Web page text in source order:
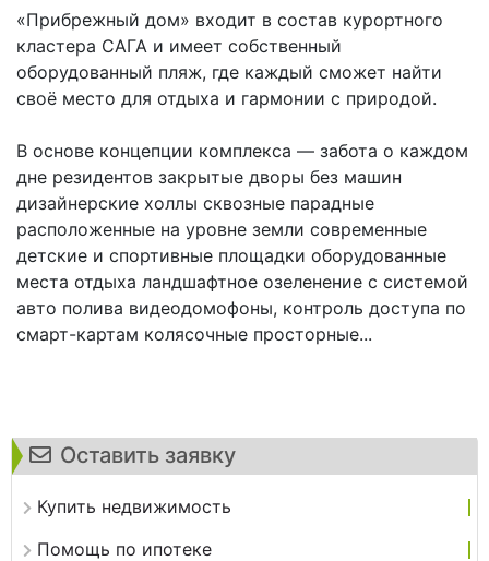
Оставить заявку
Купить недвижимость
Помощь по ипотеке
«Прибрежный дом» входит в состав курортного
кластера САГА и имеет собственный
оборудованный пляж, где каждый сможет найти
своё место для отдыха и гармонии с природой.
В основе концепции комплекса — забота о каждом
дне резидентов закрытые дворы без машин
дизайнерские холлы сквозные парадные
расположенные на уровне земли современные
детские и спортивные площадки оборудованные
места отдыха ландшафтное озеленение с системой
авто полива видеодомофоны, контроль доступа по
смарт-картам колясочные просторные...